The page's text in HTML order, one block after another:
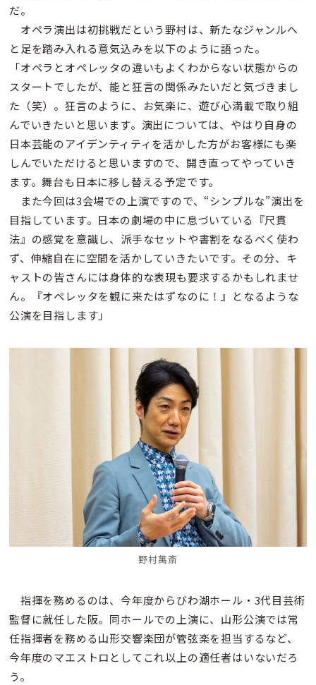
だ。
オペラ演出は初挑戦だという野村は、新たなジャンルへ
と足を踏み入れる意気込みを以下のように語った。
「オペラとオペレッタの違いもよくわからない状態からの
スタートでしたが、能と狂言の関係みたいだと気づきまし
た（笑）。狂言のように、お気楽に、遊び心満載で取り組
んでいきたいと思います。演出については、やはり自身の
日本芸能のアイデンティティを活かした方がお客様にも楽
しんでいただけると思いますので、開き直ってやっていき
ます。舞台も日本に移し替える予定です。
また今回は3会場での上演ですので、“シンプルな”演出を
目指しています。日本の劇場の中に息づいている『尺貫
法』の感覚を意識し、派手なセットや書割をなるべく使わ
ず、伸縮自在に空間を活かしていきたいです。その分、キ
ャストの皆さんには身体的な表現も要求するかもしれませ
ん。『オペレッタを観に来たはずなのに！』となるような
公演を目指します」
野村萬斎
指揮を務めるのは、今年度からびわ湖ホール・3代目芸術
監督に就任した阪。同ホールでの上演に、山形公演では常
任指揮者を務める山形交響楽団が管弦楽を担当するなど、
今年度のマエストロとしてこれ以上の適任者はいないだろ
う。